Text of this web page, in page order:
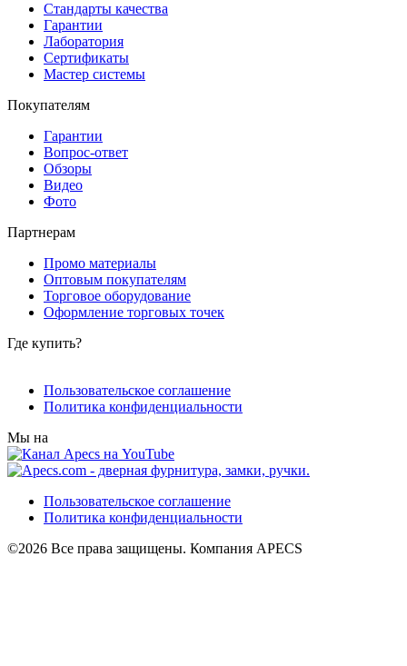
Стандарты качества
Гарантии
Лаборатория
Сертификаты
Мастер системы
Покупателям
Гарантии
Вопрос-ответ
Обзоры
Видео
Фото
Партнерам
Промо материалы
Оптовым покупателям
Торговое оборудование
Оформление торговых точек
Где купить?
Пользовательское соглашение
Политика конфиденциальности
Мы на
Пользовательское соглашение
Политика конфиденциальности
©2026 Все права защищены. Компания APECS